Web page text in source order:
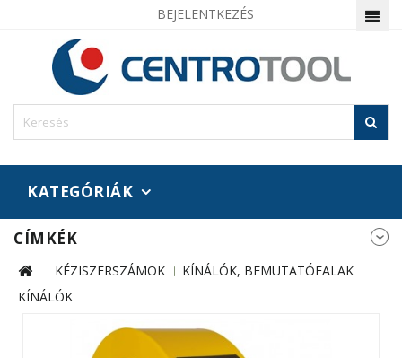
BEJELENTKEZÉS
KATEGÓRIÁK
CÍMKÉK
KÉZISZERSZÁMOK
KÍNÁLÓK, BEMUTATÓFALAK
KÍNÁLÓK